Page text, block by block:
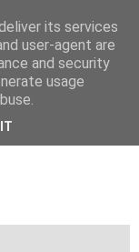
condividere
its services
user-agent are
and security
usage